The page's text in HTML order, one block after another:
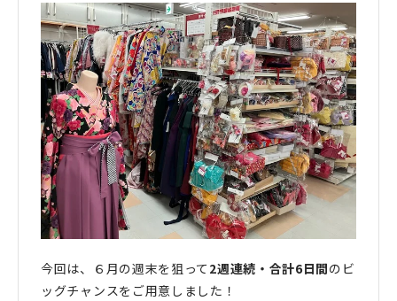
今回は、６月の週末を狙って 2週連続・合計6日間のビ
ッグチャンスをご用意しました！